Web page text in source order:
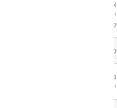
אך עמיד
יותר
לקרעים
כבד יותר
מחיר נמוך
יותר